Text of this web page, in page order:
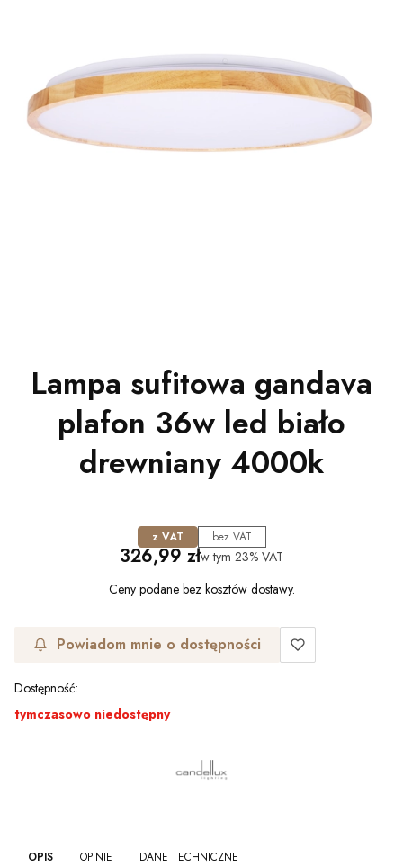
Lampa sufitowa gandava
plafon 36w led biało
drewniany 4000k
z VAT bez VAT
Cena
326,99 złw tym 23% VAT
Ceny podane bez kosztów dostawy.
Powiadom mnie o dostępności
Dostępność:
tymczasowo niedostępny
OPIS OPINIE DANE TECHNICZNE